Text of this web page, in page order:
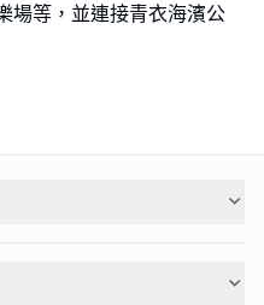
場等，並連接青衣海濱公